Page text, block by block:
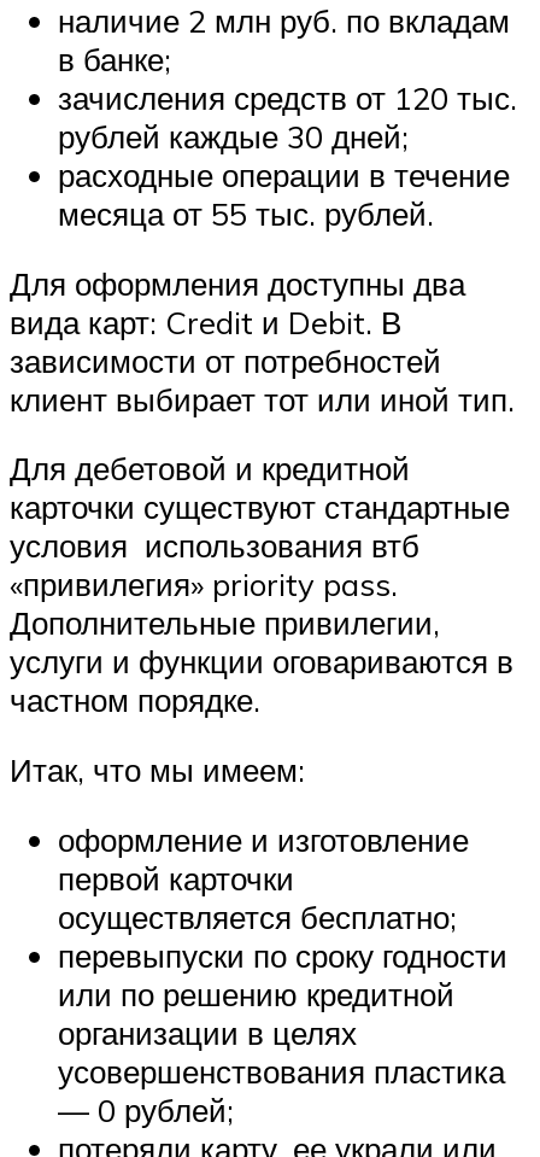
наличие 2 млн руб. по вкладам
в банке;
зачисления средств от 120 тыс.
рублей каждые 30 дней;
расходные операции в течение
месяца от 55 тыс. рублей.
Для оформления доступны два
вида карт: Credit и Debit. В
зависимости от потребностей
клиент выбирает тот или иной тип.
Для дебетовой и кредитной
карточки существуют стандартные
условия использования втб
«привилегия» priority pass.
Дополнительные привилегии,
услуги и функции оговариваются в
частном порядке.
Итак, что мы имеем:
оформление и изготовление
первой карточки
осуществляется бесплатно;
перевыпуски по сроку годности
или по решению кредитной
организации в целях
усовершенствования пластика
— 0 рублей;
потеряли карту, ее украли или